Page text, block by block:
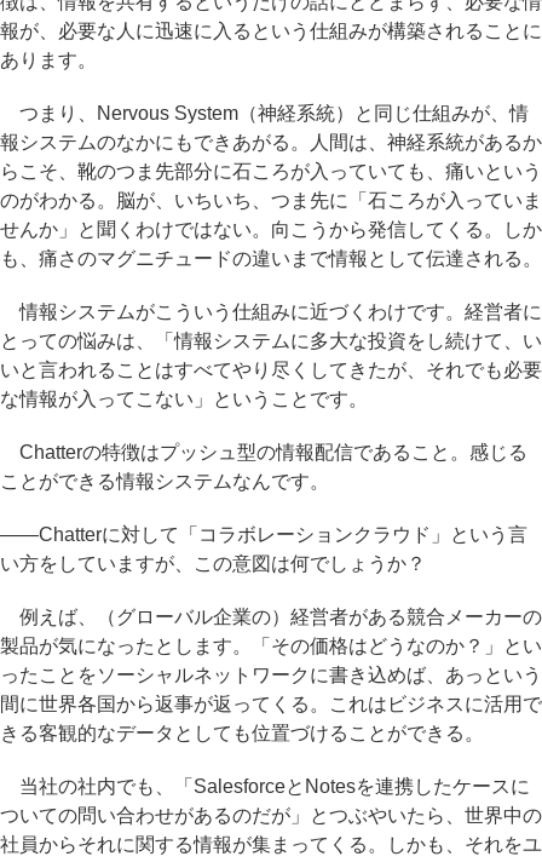
報が、必要な人に迅速に入るという仕組みが構築されることに
あります。
つまり、Nervous System（神経系統）と同じ仕組みが、情
報システムのなかにもできあがる。人間は、神経系統があるか
らこそ、靴のつま先部分に石ころが入っていても、痛いという
のがわかる。脳が、いちいち、つま先に「石ころが入っていま
せんか」と聞くわけではない。向こうから発信してくる。しか
も、痛さのマグニチュードの違いまで情報として伝達される。
情報システムがこういう仕組みに近づくわけです。経営者に
とっての悩みは、「情報システムに多大な投資をし続けて、い
いと言われることはすべてやり尽くしてきたが、それでも必要
な情報が入ってこない」ということです。
Chatterの特徴はプッシュ型の情報配信であること。感じる
ことができる情報システムなんです。
――Chatterに対して「コラボレーションクラウド」という言
い方をしていますが、この意図は何でしょうか？
例えば、（グローバル企業の）経営者がある競合メーカーの
製品が気になったとします。「その価格はどうなのか？」とい
ったことをソーシャルネットワークに書き込めば、あっという
間に世界各国から返事が返ってくる。これはビジネスに活用で
きる客観的なデータとしても位置づけることができる。
当社の社内でも、「SalesforceとNotesを連携したケースに
ついての問い合わせがあるのだが」とつぶやいたら、世界中の
社員からそれに関する情報が集まってくる。しかも、それをユ